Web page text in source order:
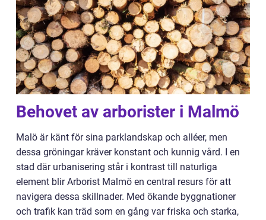
Behovet av arborister i Malmö
Malö är känt för sina parklandskap och alléer, men
dessa gröningar kräver konstant och kunnig vård. I en
stad där urbanisering står i kontrast till naturliga
element blir Arborist Malmö en central resurs för att
navigera dessa skillnader. Med ökande byggnationer
och trafik kan träd som en gång var friska och starka,